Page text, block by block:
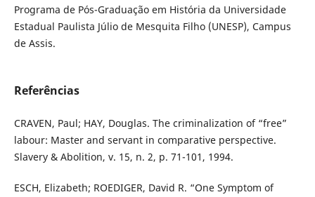
Programa de Pós-Graduação em História da Universidade
Estadual Paulista Júlio de Mesquita Filho (UNESP), Campus
de Assis.
Referências
CRAVEN, Paul; HAY, Douglas. The criminalization of “free”
labour: Master and servant in comparative perspective.
Slavery & Abolition, v. 15, n. 2, p. 71-101, 1994.
ESCH, Elizabeth; ROEDIGER, David R. “One Symptom of